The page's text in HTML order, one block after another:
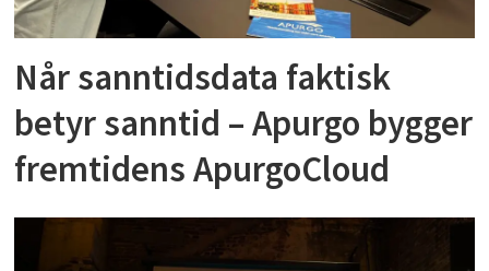
Når sanntidsdata faktisk
betyr sanntid – Apurgo bygger
fremtidens ApurgoCloud